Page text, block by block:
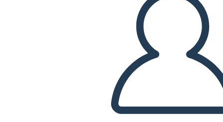
Eksperimenta Procesa
Infografika
Kopējiet šo stāstu tabulu
IZVEIDOT STĀSTU SHĒMU